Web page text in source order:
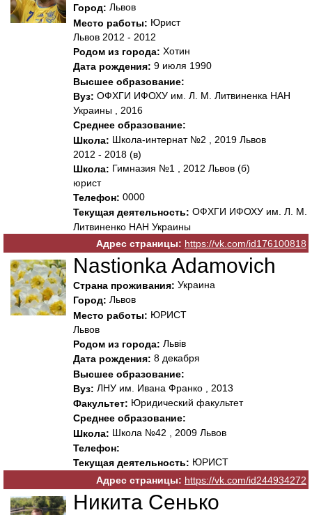
Город: Львов
Место работы: Юрист
Львов 2012 - 2012
Родом из города: Хотин
Дата рождения: 9 июля 1990
Высшее образование:
Вуз: ОФХГИ ИФОХУ им. Л. М. Литвиненка НАН
Украины , 2016
Среднее образование:
Школа: Школа-интернат №2 , 2019 Львов
2012 - 2018 (в)
Школа: Гимназия №1 , 2012 Львов (б)
юрист
Телефон: 0000
Текущая деятельность: ОФХГИ ИФОХУ им. Л. М.
Литвиненко НАН Украины
Адрес страницы: https://vk.com/id176100818
Nastionka Adamovich
Страна проживания: Украина
Город: Львов
Место работы: ЮРИСТ
Львов
Родом из города: Львів
Дата рождения: 8 декабря
Высшее образование:
Вуз: ЛНУ им. Ивана Франко , 2013
Факультет: Юридический факультет
Среднее образование:
Школа: Школа №42 , 2009 Львов
Телефон:
Текущая деятельность: ЮРИСТ
Адрес страницы: https://vk.com/id244934272
Никита Сенько